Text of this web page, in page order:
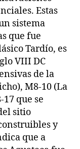
Estas
sistema
que fue
Tardío, es
VIII DC
de la
M8-10 (La
que se
sitio
y
que a